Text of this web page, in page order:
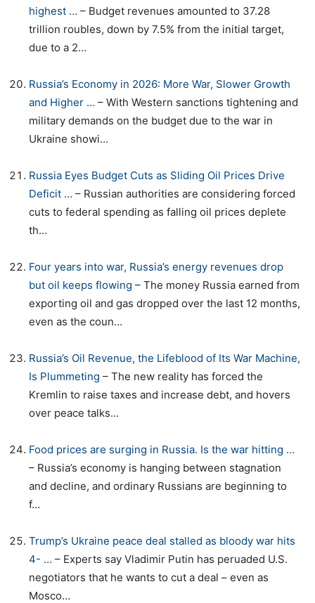
highest … – Budget revenues amounted to 37.28
trillion roubles, down by 7.5% from the initial target,
due to a 2…
Russia’s Economy in 2026: More War, Slower Growth
and Higher … – With Western sanctions tightening and
military demands on the budget due to the war in
Ukraine showi…
Russia Eyes Budget Cuts as Sliding Oil Prices Drive
Deficit … – Russian authorities are considering forced
cuts to federal spending as falling oil prices deplete
th…
Four years into war, Russia’s energy revenues drop
but oil keeps flowing – The money Russia earned from
exporting oil and gas dropped over the last 12 months,
even as the coun…
Russia’s Oil Revenue, the Lifeblood of Its War Machine,
Is Plummeting – The new reality has forced the
Kremlin to raise taxes and increase debt, and hovers
over peace talks…
Food prices are surging in Russia. Is the war hitting …
– Russia’s economy is hanging between stagnation
and decline, and ordinary Russians are beginning to
f…
Trump’s Ukraine peace deal stalled as bloody war hits
4- … – Experts say Vladimir Putin has peruaded U.S.
negotiators that he wants to cut a deal – even as
Mosco…